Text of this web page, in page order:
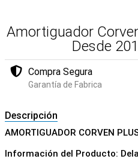
Amortiguador
Desde
Compra Segura
Garantía de Fabrica
Descripción
AMORTIGUADOR CORVEN
Información del Producto: